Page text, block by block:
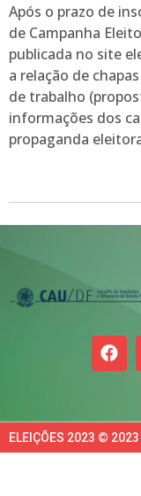
Após o prazo de
de Campanha
publicada no site
a relação de
de trabalho
informações dos
propaganda
ELEIÇÕES 2023 © 2023